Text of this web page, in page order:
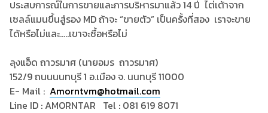
ประสบการณ์ในการขายและการบริหารมาแล้ว 14 ปี ไต่เต้าจาก
เซลล์แมนขึ้นสู่รอง MD ถ้าจะ “ขายตัว” เป็นครั้งที่สอง เราจะขาย
ได้หรือไม่และ.....เขาจะซื้อหรือไม่
ลุงแอ็ด ถาวรมาศ (นายอมร ถาวรมาศ)
152/9 ถนนนนทบุรี 1 อ.เมือง จ. นนทบุรี 11000
E- Mail : Amorntvm@hotmail.com
Line ID : AMORNTAR Tel : 081 619 8071